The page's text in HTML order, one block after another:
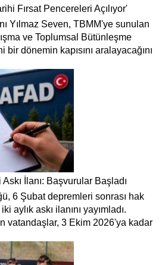
Fırsat Pencereleri Açılıyor'
Yılmaz Seven, TBMM'ye sunulan
ve Toplumsal Bütünleşme
bir dönemin kapısını aralayacağını
yatırım ve istihdam potansiyelinin
dedi.
İlanı: Başvurular Başladı
6 Şubat depremleri sonrası hak
aylık askı ilanını yayımladı.
vatandaşlar, 3 Ekim 2026'ya kadar